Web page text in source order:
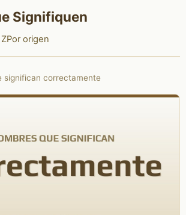
Signifiquen
Por origen
significan correctamente